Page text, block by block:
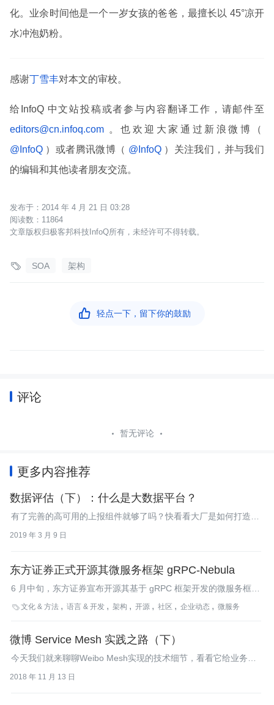
化。业余时间他是一个一岁女孩的爸爸，最擅长以 45°凉开
水冲泡奶粉。
感谢丁雪丰对本文的审校。
给InfoQ 中文站投稿或者参与内容翻译工作，请邮件至
editors@cn.infoq.com 。也欢迎大家通过新浪微博（
@InfoQ ）或者腾讯微博（ @InfoQ ）关注我们，并与我们
的编辑和其他读者朋友交流。
2014 年 4 月 21 日 03:28
11864
文章版权归极客邦科技InfoQ所有，未经许可不得转载。
 SOA 架构
 轻点一下，留下你的鼓励
评论
暂无评论
更多内容推荐
数据评估（下）：什么是大数据平台？
有了完善的高可用的上报组件就够了吗？快看看大厂是如何打造一
2019 年 3 月 9 日
东方证券正式开源其微服务框架 gRPC-Nebula
6 月中旬，东方证券宣布开源其基于 gRPC 框架开发的微服务框架
gRPC-Nebula。据了解，gRPC-Nebula 框架具有服务自动注册、
建，了解了 gRPC-Nebula 框架开源背后的故事与考量。
文化 & 方法 语言 & 开发 架构 开源 社区 企业动态 微服务
微博 Service Mesh 实践之路（下）
今天我们就来聊聊Weibo Mesh实现的技术细节，看看它给业务带
2018 年 11 月 13 日